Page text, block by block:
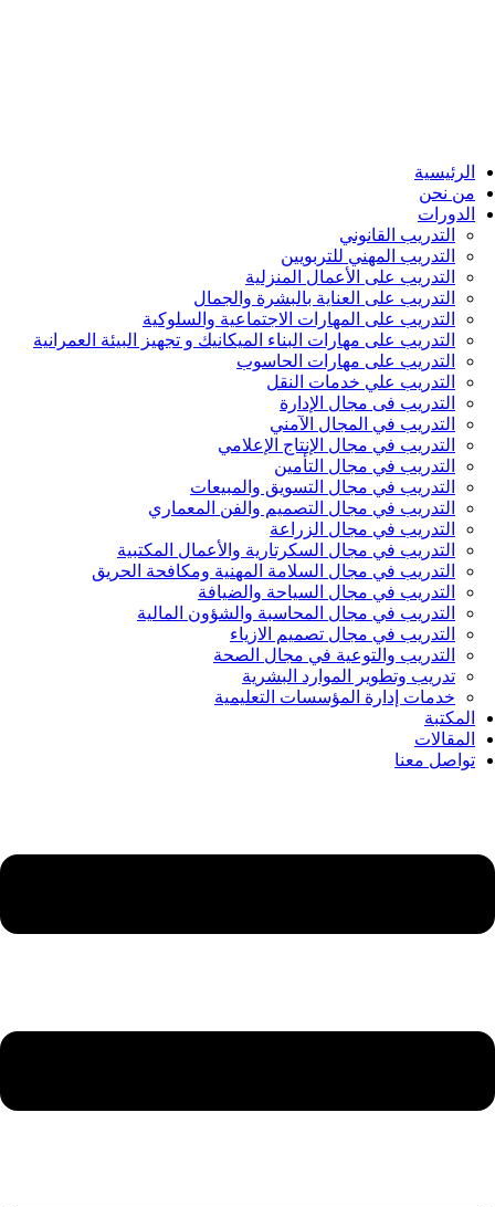
الرئيسية
من نحن
الدورات
التدريب القانوني
التدريب المهني للتربويين
التدريب على الأعمال المنزلية
التدريب على العناية بالبشرة والجمال
التدريب على المهارات الاجتماعية والسلوكية
التدريب على مهارات البناء الميكانيك و تجهيز البيئة العمرانية
التدريب على مهارات الحاسوب
التدريب علي خدمات النقل
التدريب فى مجال الإدارة
التدريب في المجال الآمني
التدريب في مجال الإنتاج الإعلامي
التدريب في مجال التأمين
التدريب في مجال التسويق والمبيعات
التدريب في مجال التصميم والفن المعماري
التدريب في مجال الزراعة
التدريب في مجال السكرتارية والأعمال المكتبية
التدريب في مجال السلامة المهنية ومكافحة الحريق
التدريب في مجال السياحة والضيافة
التدريب في مجال المحاسبة والشؤون المالية
التدريب في مجال تصميم الازياء
التدريب والتوعية في مجال الصحة
تدريب وتطوير الموارد البشرية
خدمات إدارة المؤسسات التعليمية
المكتبة
المقالات
تواصل معنا